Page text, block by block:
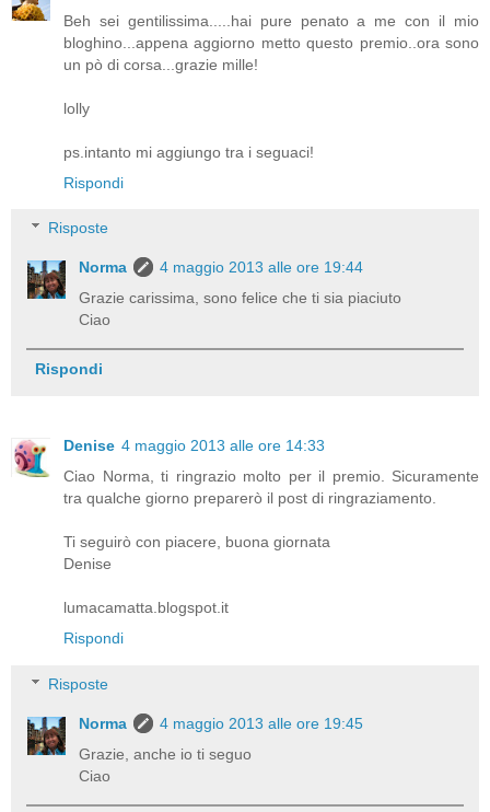
Beh sei gentilissima.....hai pure penato a me con il mio
bloghino...appena aggiorno metto questo premio..ora sono
un pò di corsa...grazie mille!
lolly
ps.intanto mi aggiungo tra i seguaci!
Rispondi
Risposte
Norma
4 maggio 2013 alle ore 19:44
Grazie carissima, sono felice che ti sia piaciuto
Ciao
Rispondi
Denise 4 maggio 2013 alle ore 14:33
Ciao Norma, ti ringrazio molto per il premio. Sicuramente
tra qualche giorno preparerò il post di ringraziamento.
Ti seguirò con piacere, buona giornata
Denise
lumacamatta.blogspot.it
Rispondi
Risposte
Norma
4 maggio 2013 alle ore 19:45
Grazie, anche io ti seguo
Ciao